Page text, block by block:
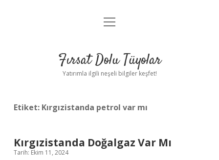
Gizlilik Politikası
Yasal Uyarı
menüyü
Fırsat Dolu Tüyolar
Yatırımla ilgili neşeli bilgiler keşfet!
Etiket: Kırgızistanda petrol var mı
Kırgızistanda Doğalgaz Var Mı
Tarih: Ekim 11, 2024